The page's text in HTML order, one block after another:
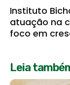
Instituto
atuação na
foco em
Leia